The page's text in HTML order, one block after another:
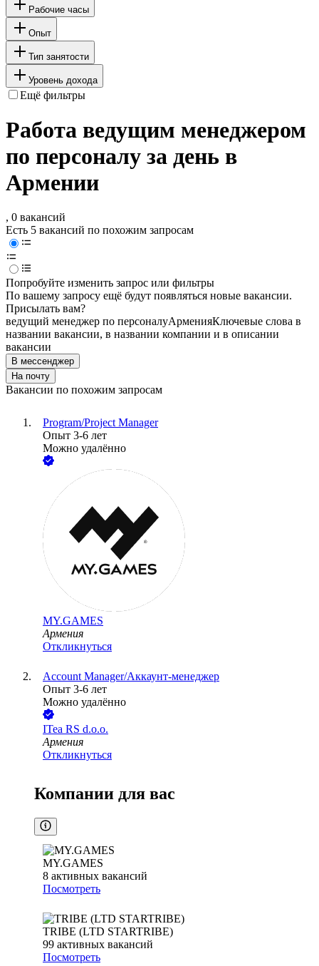
Рабочие часы
Опыт
Тип занятости
Уровень дохода
Ещё фильтры
Работа ведущим менеджером
по персоналу за день в
Армении
, 0 вакансий
Есть 5 вакансий по похожим запросам
Попробуйте изменить запрос или фильтры
По вашему запросу ещё будут появляться новые вакансии.
Присылать вам?
ведущий менеджер по персоналуАрменияКлючевые слова в
названии вакансии, в названии компании и в описании
вакансии
В мессенджер
На почту
Вакансии по похожим запросам
Program/Project Manager
Опыт 3-6 лет
Можно удалённо
MY.GAMES
Армения
Откликнуться
Account Manager/Аккаунт-менеджер
Опыт 3-6 лет
Можно удалённо
ITea RS d.o.o.
Армения
Откликнуться
Компании для вас
MY.GAMES
8 активных вакансий
Посмотреть
TRIBE (LTD STARTRIBE)
99 активных вакансий
Посмотреть